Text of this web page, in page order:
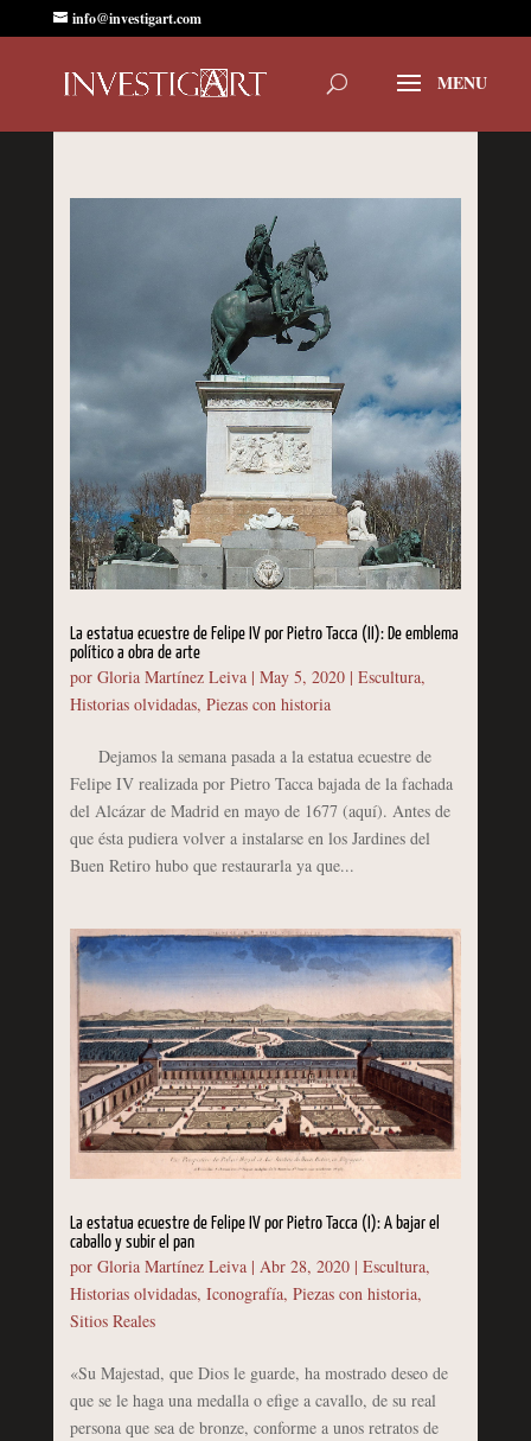
info@investigart.com
La estatua ecuestre de Felipe IV por Pietro Tacca (II): De emblema
político a obra de arte
por Gloria Martínez Leiva| May 5, 2020| Escultura,
Historias olvidadas, Piezas con historia
Dejamos la semana pasada a la estatua ecuestre de
Felipe IV realizada por Pietro Tacca bajada de la fachada
del Alcázar de Madrid en mayo de 1677 (aquí). Antes de
que ésta pudiera volver a instalarse en los Jardines del
Buen Retiro hubo que restaurarla ya que...
La estatua ecuestre de Felipe IV por Pietro Tacca (I): A bajar el
caballo y subir el pan
por Gloria Martínez Leiva| Abr 28, 2020| Escultura,
Historias olvidadas, Iconografía, Piezas con historia,
Sitios Reales
«Su Majestad, que Dios le guarde, ha mostrado deseo de
que se le haga una medalla o efige a cavallo, de su real
persona que sea de bronze, conforme a unos retratos de